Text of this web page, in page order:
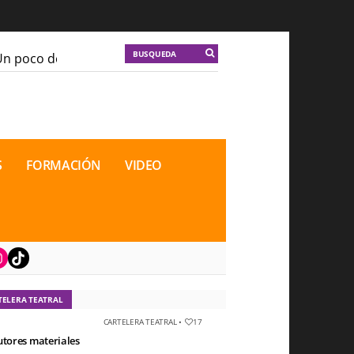
poco de locura para la cordura
FORMACIÓN VIDEO
TikTok
TEATRAL
CARTELERA TEATRAL• 17
materiales